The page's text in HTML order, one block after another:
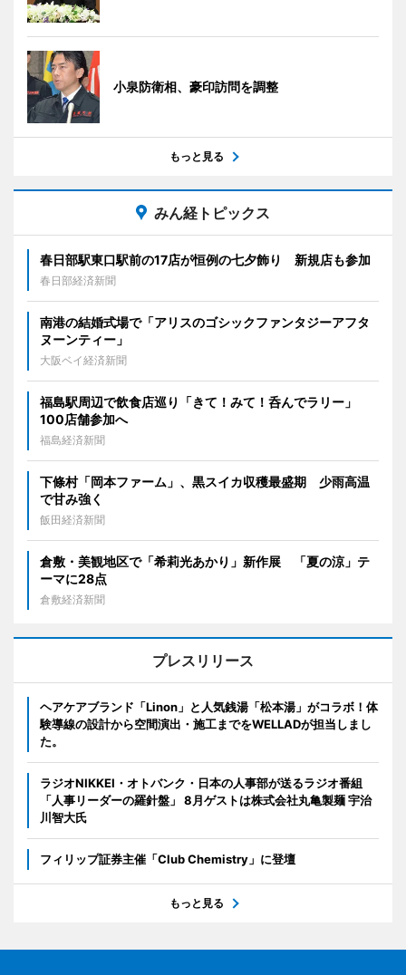
小泉防衛相、豪印訪問を調整
もっと見る
みん経トピックス
春日部駅東口駅前の17店が恒例の七夕飾り 新規店も参加
春日部経済新聞
南港の結婚式場で「アリスのゴシックファンタジーアフタ
ヌーンティー」
大阪ベイ経済新聞
福島駅周辺で飲食店巡り「きて！みて！呑んでラリー」
100店舗参加へ
福島経済新聞
下條村「岡本ファーム」、黒スイカ収穫最盛期 少雨高温
で甘み強く
飯田経済新聞
倉敷・美観地区で「希莉光あかり」新作展 「夏の涼」テ
ーマに28点
倉敷経済新聞
プレスリリース
ヘアケアブランド「Linon」と人気銭湯「松本湯」がコラボ！体
験導線の設計から空間演出・施工までをWELLADが担当しまし
た。
ラジオNIKKEI・オトバンク・日本の人事部が送るラジオ番組
「人事リーダーの羅針盤」 8月ゲストは株式会社丸亀製麺 宇治
川智大氏
フィリップ証券主催「Club Chemistry」に登壇
もっと見る